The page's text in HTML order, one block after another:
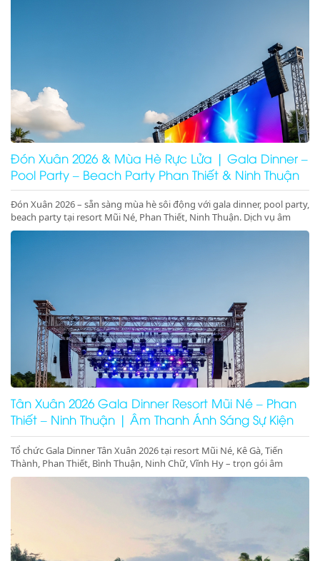
Đón Xuân 2026 & Mùa Hè Rực Lửa | Gala Dinner –
Pool Party – Beach Party Phan Thiết & Ninh Thuận
Đón Xuân 2026 – sẵn sàng mùa hè sôi động với gala dinner, pool party,
beach party tại resort Mũi Né, Phan Thiết, Ninh Thuận. Dịch vụ âm
thanh ánh sáng – sân khấu – LED chuyên nghiệp, đặt lịch ngay!
Tân Xuân 2026 Gala Dinner Resort Mũi Né – Phan
Thiết – Ninh Thuận | Âm Thanh Ánh Sáng Sự Kiện
Cao Cấp
Tổ chức Gala Dinner Tân Xuân 2026 tại resort Mũi Né, Kê Gà, Tiến
Thành, Phan Thiết, Bình Thuận, Ninh Chữ, Vĩnh Hy – trọn gói âm
thanh ánh sáng, sân khấu, màn hình LED, concept sự kiện đầu năm